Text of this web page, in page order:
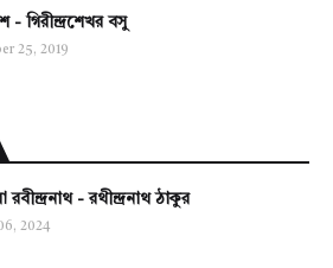
- গিরীন্দ্রশেখর বসু
25, 2019
রবীন্দ্রনাথ - রথীন্দ্রনাথ ঠাকুর
2024